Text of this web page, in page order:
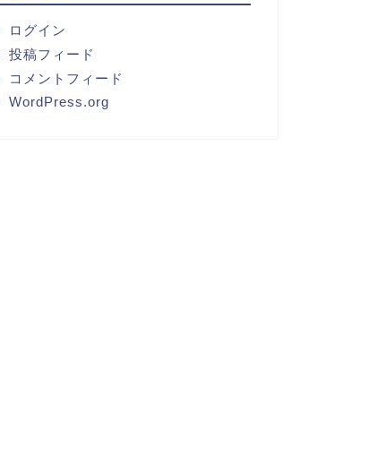
ログイン
投稿フィード
コメントフィード
WordPress.org